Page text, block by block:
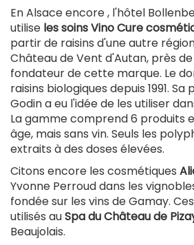
En Alsace encore , l'hôtel
utilise les soins Vino Cure
partir de raisins d'une autre
Château de Vent d'Autan, près
fondateur de cette marque. Le
raisins biologiques depuis 1991.
Godin a eu l'idée de les utiliser
La gamme comprend 6 produits
âge, mais sans vin. Seuls les
extraits à des doses élevées.
Citons encore les cosmétiques
Yvonne Perroud dans les
fondée sur les vins de Gamay.
utilisés auSpa du Château de
Beaujolais.